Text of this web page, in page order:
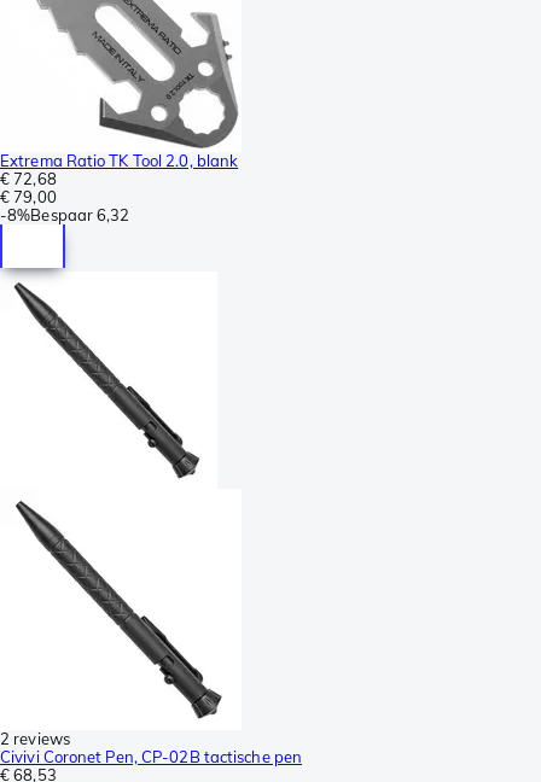
Extrema Ratio TK Tool 2.0, blank
€ 72,68
€ 79,00
-8%Bespaar6,32
2 reviews
Civivi Coronet Pen, CP-02B tactische pen
€ 68,53